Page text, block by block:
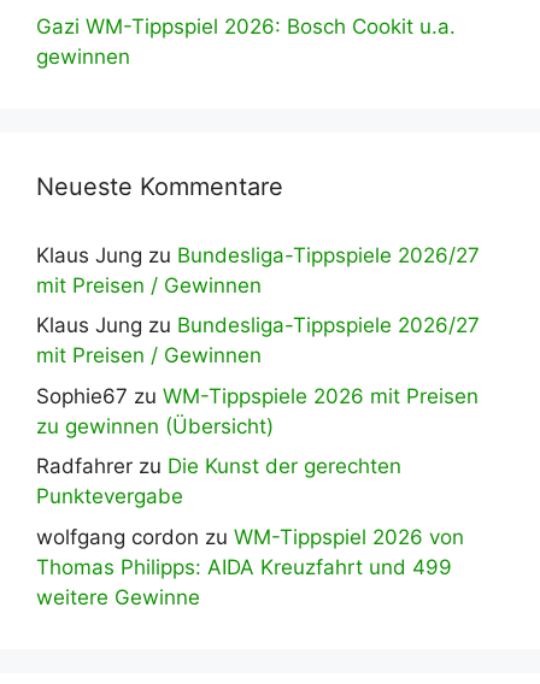
Gazi WM-Tippspiel 2026: Bosch Cookit u.a.
gewinnen
Neueste Kommentare
Klaus Jung zu Bundesliga-Tippspiele 2026/27
mit Preisen / Gewinnen
Klaus Jung zu Bundesliga-Tippspiele 2026/27
mit Preisen / Gewinnen
Sophie67 zu WM-Tippspiele 2026 mit Preisen
zu gewinnen (Übersicht)
Radfahrer zu Die Kunst der gerechten
Punktevergabe
wolfgang cordon zu WM-Tippspiel 2026 von
Thomas Philipps: AIDA Kreuzfahrt und 499
weitere Gewinne